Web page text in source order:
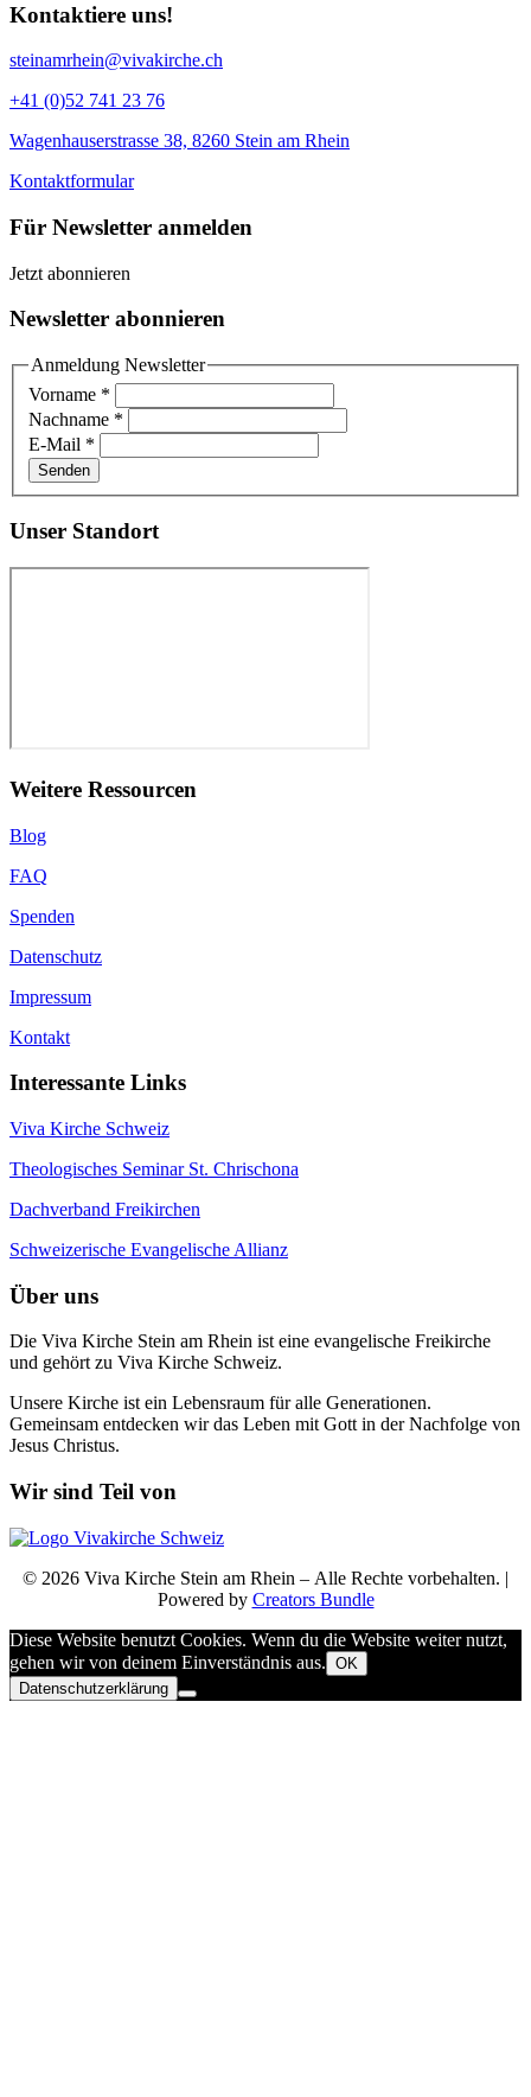
Kontaktiere uns!
steinamrhein@vivakirche.ch
+41 (0)52 741 23 76
Wagenhauserstrasse 38, 8260 Stein am Rhein
Kontaktformular
Für Newsletter anmelden
Jetzt abonnieren
Newsletter abonnieren
Anmeldung Newsletter
Vorname *
Nachname *
E-Mail *
Senden
Unser Standort
Weitere Ressourcen
Blog
FAQ
Spenden
Datenschutz
Impressum
Kontakt
Interessante Links
Viva Kirche Schweiz
Theologisches Seminar St. Chrischona
Dachverband Freikirchen
Schweizerische Evangelische Allianz
Über uns
Die Viva Kirche Stein am Rhein ist eine evangelische Freikirche
und gehört zu Viva Kirche Schweiz.
Unsere Kirche ist ein Lebensraum für alle Generationen.
Gemeinsam entdecken wir das Leben mit Gott in der Nachfolge von
Jesus Christus.
Wir sind Teil von
© 2026 Viva Kirche Stein am Rhein – Alle Rechte vorbehalten. |
Powered by Creators Bundle
Diese Website benutzt Cookies. Wenn du die Website weiter nutzt,
gehen wir von deinem Einverständnis aus. OK
Datenschutzerklärung